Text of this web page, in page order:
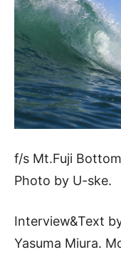
f/s Mt.Fuji
Photo by U-ske.
Interview&Text
Yasuma Miura.